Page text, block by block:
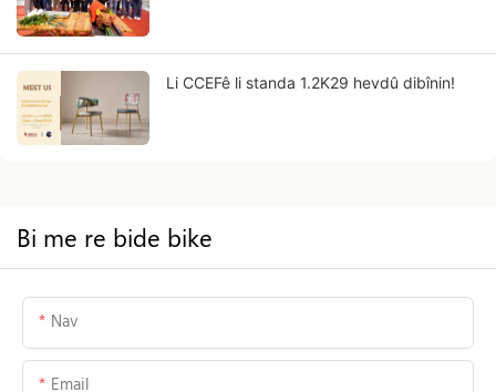
Li CCEFê li standa 1.2K29 hevdû dibînin!
Bi me re bide bike
Nav
Email